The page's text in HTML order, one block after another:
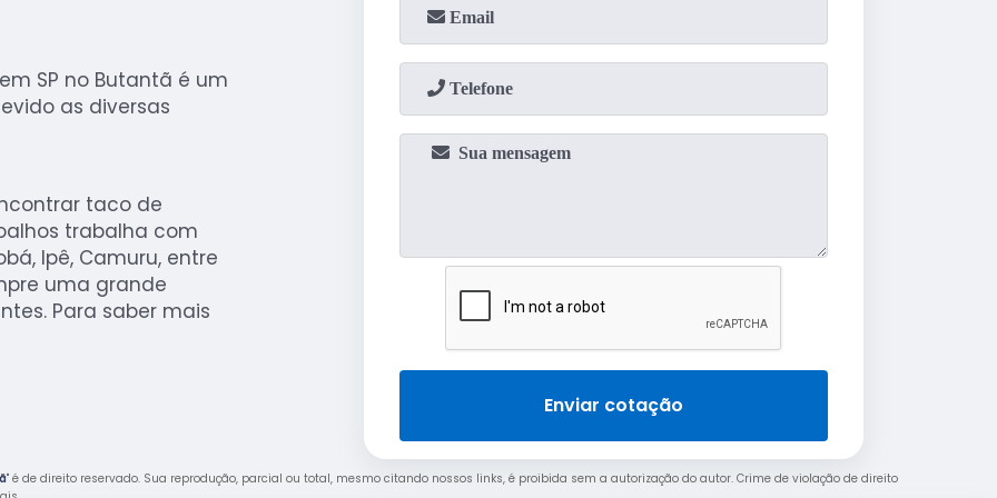
SP no Butantã é um
as diversas
taco de
trabalha com
Ipê, Camuru, entre
uma grande
Para saber mais
Enviar cotação
" é de direito reservado. Sua reprodução, parcial ou total, mesmo citando nossos links, é proibida sem a autorização do autor. Crime de violação de direito